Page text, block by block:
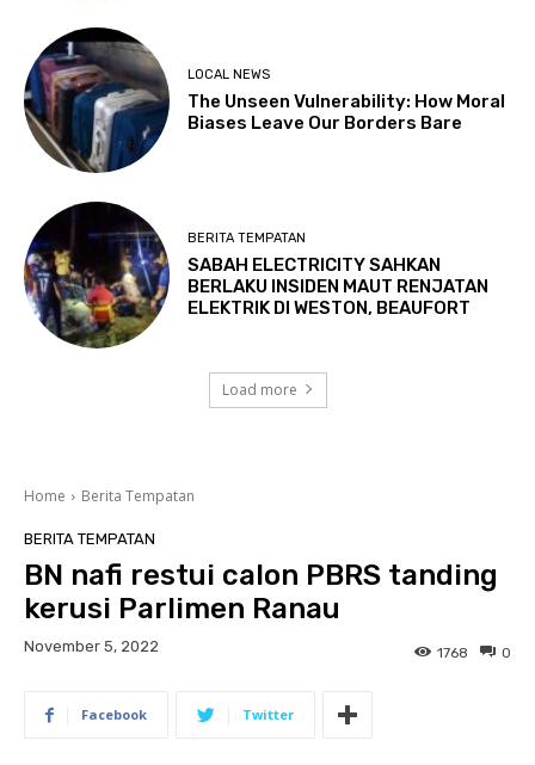
LOCAL NEWS
The Unseen Vulnerability: How Moral
Biases Leave Our Borders Bare
BERITA TEMPATAN
SABAH ELECTRICITY SAHKAN
BERLAKU INSIDEN MAUT RENJATAN
ELEKTRIK DI WESTON, BEAUFORT
Load more